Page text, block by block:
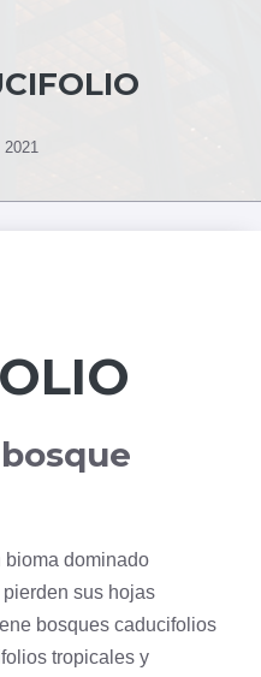
bioma dominado
sus hojas
bosques caducifolios
tropicales y